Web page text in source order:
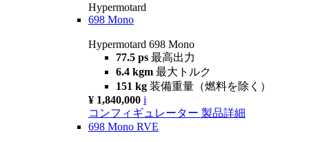
Hypermotard
698 Mono
Hypermotard 698 Mono
77.5 ps 最高出力
6.4 kgm 最大トルク
151 kg 装備重量（燃料を除く）
¥ 1,840,000 i
コンフィギュレーター 製品詳細
698 Mono RVE